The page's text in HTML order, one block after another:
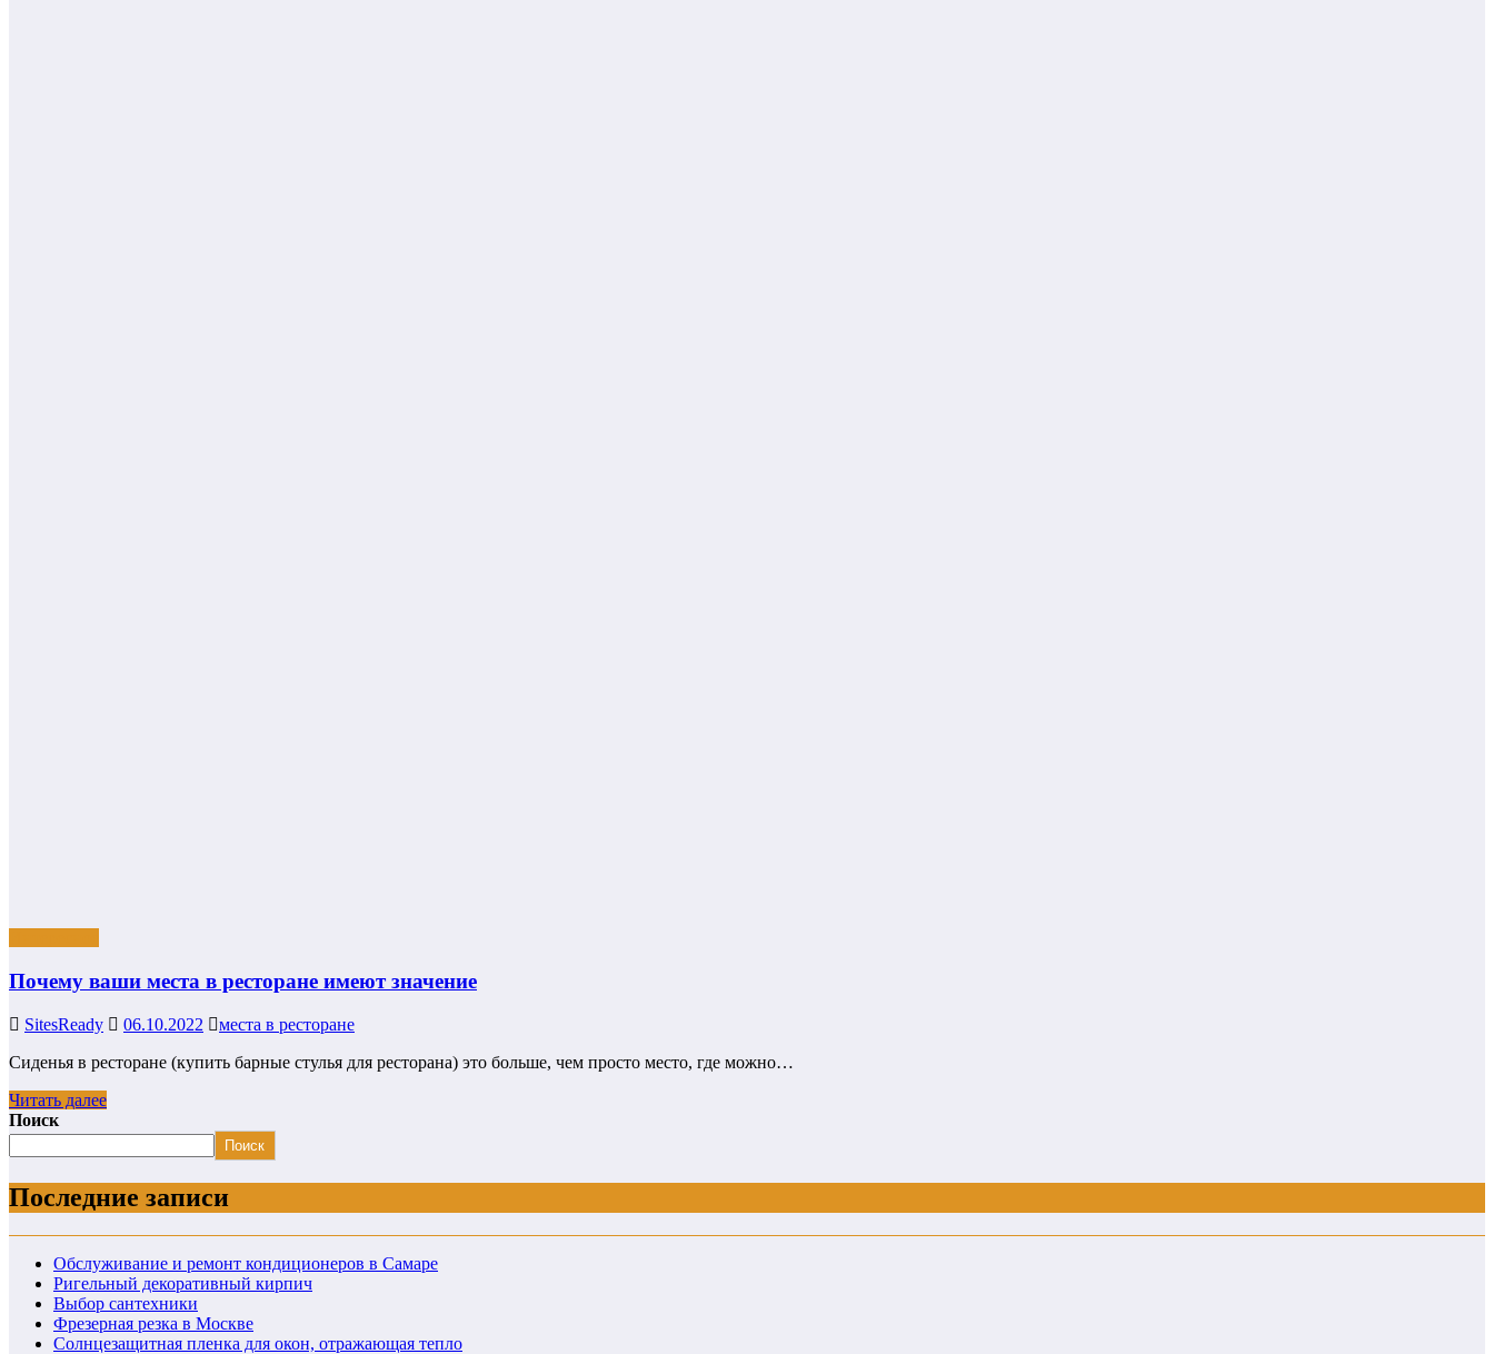
Почему ваши места в ресторане имеют значение
SitesReady 06.10.2022
места в ресторане
Сиденья в ресторане (купить барные стулья для ресторана) это больше, чем просто место, где можно…
Читать далее
Поиск
Поиск
Последние записи
Обслуживание и ремонт кондиционеров в Самаре
Ригельный декоративный кирпич
Выбор сантехники
Фрезерная резка в Москве
Солнцезащитная пленка для окон, отражающая тепло